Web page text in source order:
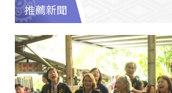
推薦新聞